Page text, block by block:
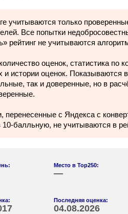
учитываются только
Все попытки
рейтинг не учитываются
оценок, статистика по
и истории оценок. Показываются
так и доверенные, но в
перенесенные с Яндекса с
балльную, не учитываются в
Место в Top250:
—
Последняя оценка:
04.08.2026